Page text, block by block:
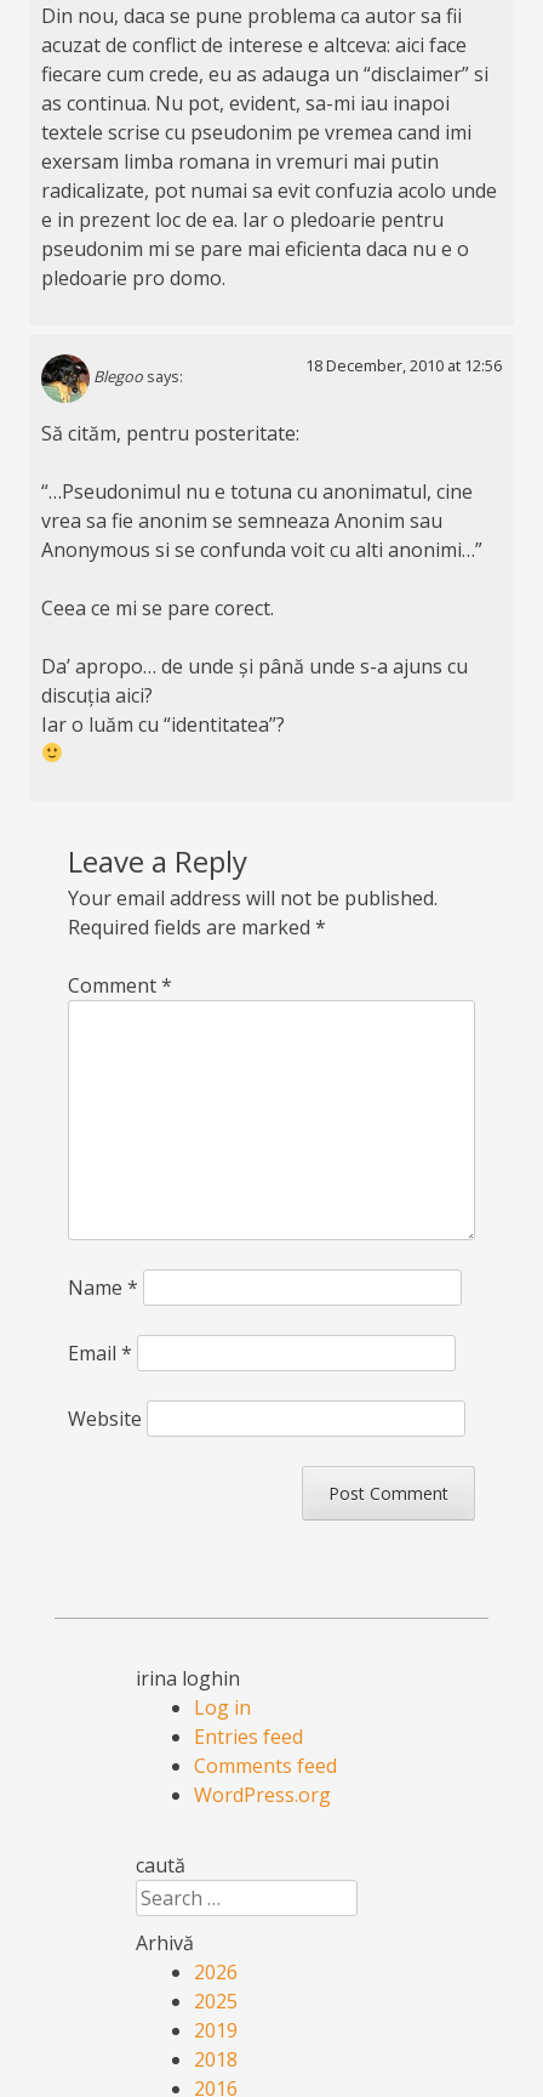
Din nou, daca se pune problema ca autor sa fii
acuzat de conflict de interese e altceva: aici face
fiecare cum crede, eu as adauga un “disclaimer” si
as continua. Nu pot, evident, sa-mi iau inapoi
textele scrise cu pseudonim pe vremea cand imi
exersam limba romana in vremuri mai putin
radicalizate, pot numai sa evit confuzia acolo unde
e in prezent loc de ea. Iar o pledoarie pentru
pseudonim mi se pare mai eficienta daca nu e o
pledoarie pro domo.
Blegoo says:
18 December, 2010 at 12:56
Să cităm, pentru posteritate:
“…Pseudonimul nu e totuna cu anonimatul, cine
vrea sa fie anonim se semneaza Anonim sau
Anonymous si se confunda voit cu alti anonimi…”
Ceea ce mi se pare corect.
Da’ apropo… de unde și până unde s-a ajuns cu
discuția aici?
Iar o luăm cu “identitatea”?
Leave a Reply
Your email address will not be published.
Required fields are marked *
Comment*
Name *
Email *
Website
irina loghin
Log in
Entries feed
Comments feed
WordPress.org
caută
Search
Arhivă
2026
2025
2019
2018
2016